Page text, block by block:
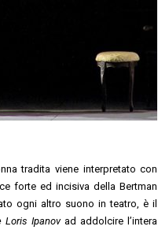
tradita viene interpretato con
forte ed incisiva della Bertman
ogni altro suono in teatro, è il
Loris Ipanovad addolcire l’intera